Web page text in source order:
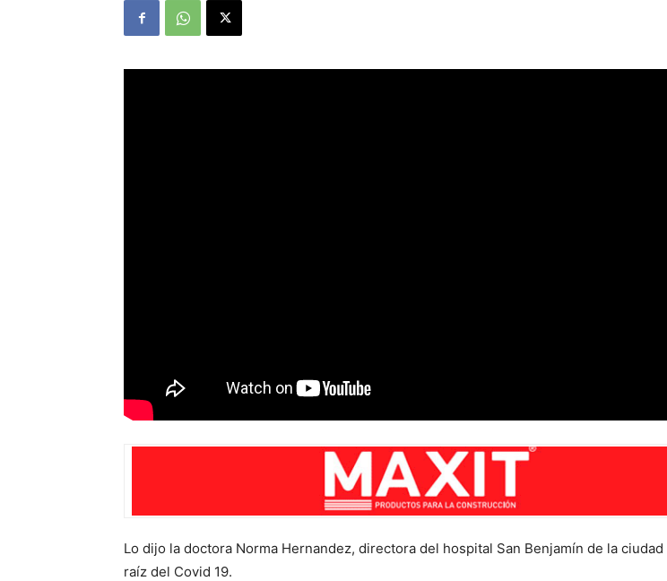
Lo dijo la doctora Norma Hernandez, directora del hospital San Benjamín de la ciudad
raíz del Covid 19.